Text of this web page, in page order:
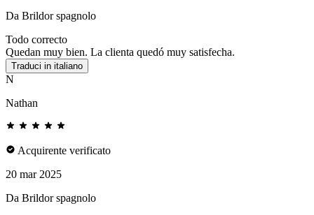
Da Brildor spagnolo
Todo correcto
Quedan muy bien. La clienta quedó muy satisfecha.
Traduci in italiano
N
Nathan
Acquirente verificato
20 mar 2025
Da Brildor spagnolo